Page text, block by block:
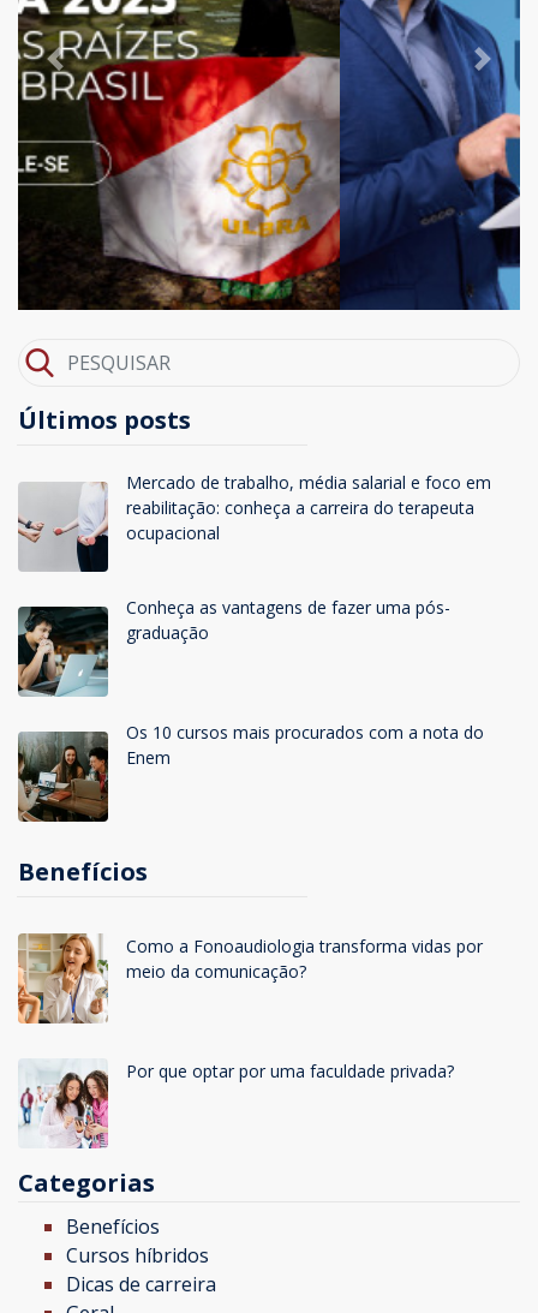
Previous Next
Últimos posts
Mercado de trabalho, média salarial e foco em
reabilitação: conheça a carreira do terapeuta
ocupacional
Conheça as vantagens de fazer uma pós-
graduação
Os 10 cursos mais procurados com a nota do
Enem
Benefícios
Como a Fonoaudiologia transforma vidas por
meio da comunicação?
Por que optar por uma faculdade privada?
Categorias
Benefícios
Cursos híbridos
Dicas de carreira